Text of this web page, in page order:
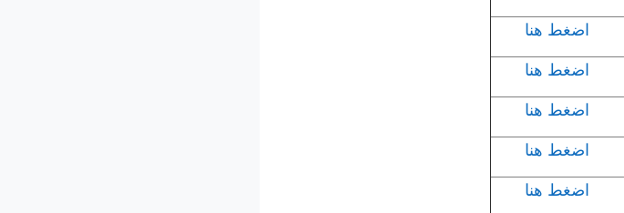
اضغط هنا
اضغط هنا
اضغط هنا
اضغط هنا
اضغط هنا